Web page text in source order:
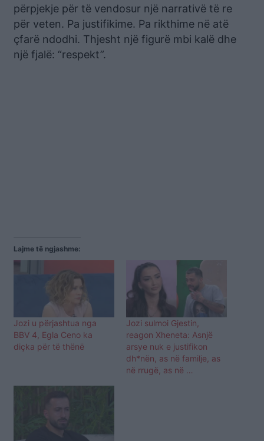
përpjekje për të vendosur një narrativë të re
për veten. Pa justifikime. Pa rikthime në atë
çfarë ndodhi. Thjesht një figurë mbi kalë dhe
një fjalë: “respekt”.
Lajme të ngjashme:
Jozi u përjashtua nga
BBV 4, Egla Ceno ka
diçka për të thënë
Jozi sulmoi Gjestin,
reagon Xheneta: Asnjë
arsye nuk e justifikon
dh*nën, as në familje, as
në rrugë, as në …